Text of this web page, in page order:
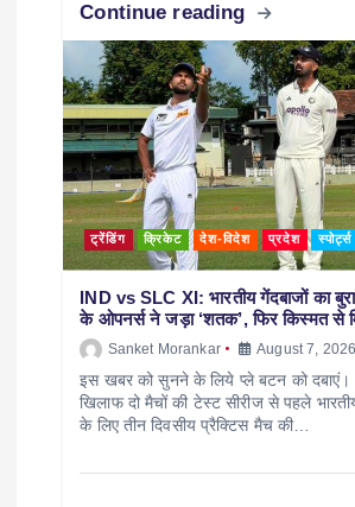
Continue reading
ट्रेंडिंग क्रिकेट देश-विदेश प्रदेश स्पोर्ट्स
IND vs SLC XI: भारतीय गेंदबाजों का
के ओपनर्स ने जड़ा ‘शतक’, फिर किस्मत से
Sanket Morankar August 7, 2026
इस खबर को सुनने के लिये प्ले बटन को दबाएं।
खिलाफ दो मैचों की टेस्ट सीरीज से पहले
के लिए तीन दिवसीय प्रैक्टिस मैच की…